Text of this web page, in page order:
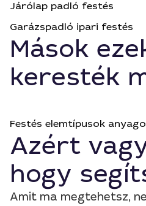
Járólap padló festés
Garázspadló ipari festés
Mások
keresték
Festés elemtípusok
Azért
hogy
Amit ma megtehetsz,